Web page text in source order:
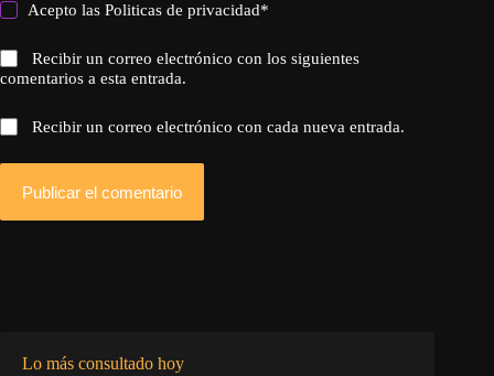
Acepto lasPoliticas de privacidad*
Recibir un correo electrónico con los siguientes
comentarios a esta entrada.
Recibir un correo electrónico con cada nueva entrada.
Publicar el comentario
Lo más consultado hoy